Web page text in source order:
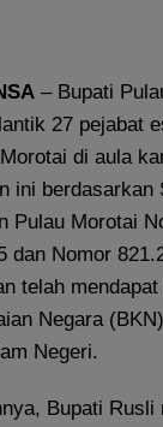
– Bupati
27 pejabat
di aula
ini berdasarkan
Pulau Morotai
dan Nomor
telah
Negara
Negeri.
Bupati Rusli